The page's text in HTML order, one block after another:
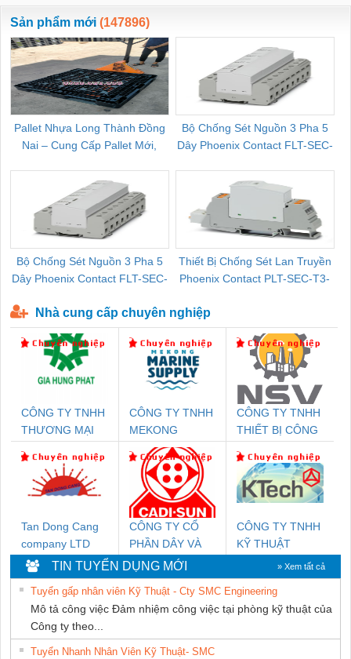
ewara
CHUA CHAY
Sản phẩm mới (147896)
Pallet Nhựa Long Thành Đồng
Nai – Cung Cấp Pallet Mới,
Bộ Chống Sét Nguồn 3 Pha 5
Dây Phoenix Contact FLT-SEC-
Bộ Chống Sét Nguồn 3 Pha 5
Dây Phoenix Contact FLT-SEC-
Thiết Bị Chống Sét Lan Truyền
Phoenix Contact PLT-SEC-T3-
Nhà cung cấp chuyên nghiệp
CÔNG TY TNHH
THƯƠNG MẠI
THUẬT ĐIỆN CƠ
GIA HƯNG PHÁT
CÔNG TY TNHH
MEKONG
MARINE
SUPPLY
CÔNG TY TNHH
THIẾT BỊ CÔNG
SETSUBI VIỆT
NAM
Tan Dong Cang
company LTD
CÔNG TY CỔ
PHẦN DÂY VÀ
CÁP ĐIỆN
THƯỢNG ĐÌNH
CÔNG TY TNHH
KỸ THUẬT
KTECH VIỆT
NAM
TIN TUYỂN DỤNG MỚI » Xem tất cả
Tuyển gấp nhân viên Kỹ Thuật - Cty SMC Engineering
Mô tả công việc Đảm nhiệm công việc tại phòng kỹ thuật của
Công ty theo...
Tuyển Nhanh Nhân Viên Kỹ Thuật- SMC